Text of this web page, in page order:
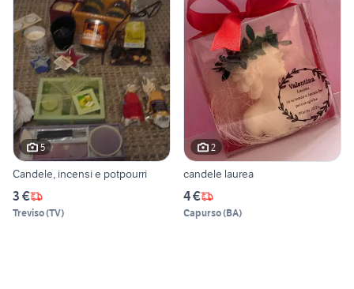
5
Candele, incensi e potpourri
3 €
Treviso(TV)
2
candele laurea
4 €
Capurso(BA)